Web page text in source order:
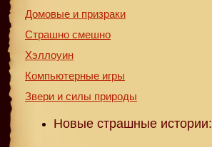
Домовые и призраки
Страшно смешно
Хэллоуин
Компьютерные игры
Звери и силы природы
Новые страшные истории: